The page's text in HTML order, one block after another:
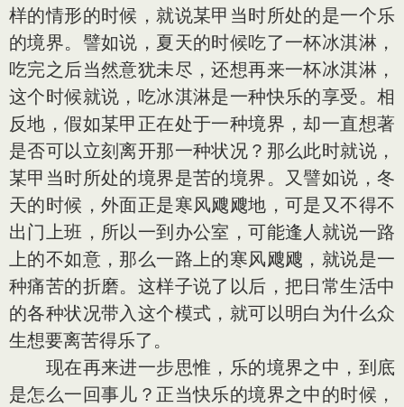
样的情形的时候，就说某甲当时所处的是一个乐
的境界。譬如说，夏天的时候吃了一杯冰淇淋，
吃完之后当然意犹未尽，还想再来一杯冰淇淋，
这个时候就说，吃冰淇淋是一种快乐的享受。相
反地，假如某甲正在处于一种境界，却一直想著
是否可以立刻离开那一种状况？那么此时就说，
某甲当时所处的境界是苦的境界。又譬如说，冬
天的时候，外面正是寒风飕飕地，可是又不得不
出门上班，所以一到办公室，可能逢人就说一路
上的不如意，那么一路上的寒风飕飕，就说是一
种痛苦的折磨。这样子说了以后，把日常生活中
的各种状况带入这个模式，就可以明白为什么众
生想要离苦得乐了。
现在再来进一步思惟，乐的境界之中，到底
是怎么一回事儿？正当快乐的境界之中的时候，